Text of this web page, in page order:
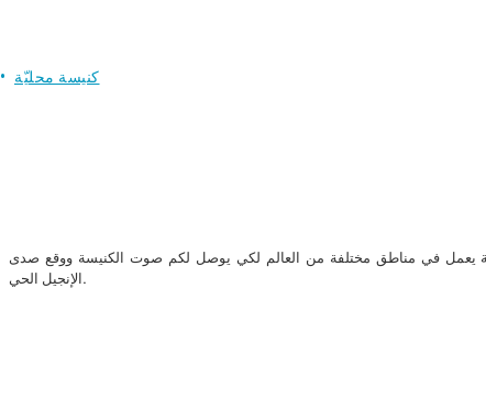
كنيسة محليّة
يعمل في مناطق مختلفة من العالم لكي يوصل لكم صوت الكنيسة ووقع صدى
الإنجيل الحي.